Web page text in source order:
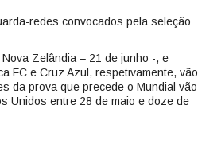
redes convocados pela seleção
Zelândia – 21 de junho -, e
FC e Cruz Azul, respetivamente, vão
da prova que precede o Mundial vão
Unidos entre 28 de maio e doze de